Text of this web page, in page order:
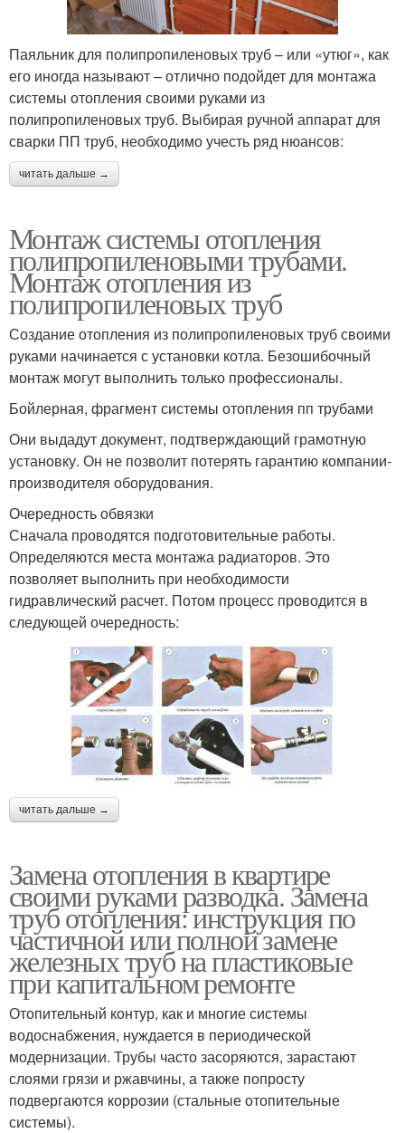
Паяльник для полипропиленовых труб – или «утюг», как
его иногда называют – отлично подойдет для монтажа
системы отопления своими руками из
полипропиленовых труб. Выбирая ручной аппарат для
сварки ПП труб, необходимо учесть ряд нюансов:
читать дальше →
Монтаж системы отопления
полипропиленовыми трубами.
Монтаж отопления из
полипропиленовых труб
Создание отопления из полипропиленовых труб своими
руками начинается с установки котла. Безошибочный
монтаж могут выполнить только профессионалы.
Бойлерная, фрагмент системы отопления пп трубами
Они выдадут документ, подтверждающий грамотную
установку. Он не позволит потерять гарантию компании-
производителя оборудования.
Очередность обвязки
Сначала проводятся подготовительные работы.
Определяются места монтажа радиаторов. Это
позволяет выполнить при необходимости
гидравлический расчет. Потом процесс проводится в
следующей очередность:
читать дальше →
Замена отопления в квартире
своими руками разводка. Замена
труб отопления: инструкция по
частичной или полной замене
железных труб на пластиковые
при капитальном ремонте
Отопительный контур, как и многие системы
водоснабжения, нуждается в периодической
модернизации. Трубы часто засоряются, зарастают
слоями грязи и ржавчины, а также попросту
подвергаются коррозии (стальные отопительные
системы).